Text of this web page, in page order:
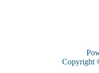
Copyright